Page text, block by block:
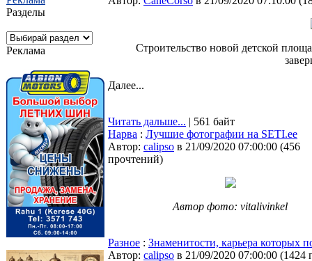
Разделы
Реклама
Строительство новой детской
Далее...
Читать дальше... | 561 байт
Нарва : Лучшие фотографии на SETI.ee
Автор: calipso в 21/09/2020 07:00:00 (456
прочтений)
Автор фото: vitalivinkel
Разное : Знаменитости, карьера которых
Автор: calipso в 21/09/2020 07:00:00 (1424